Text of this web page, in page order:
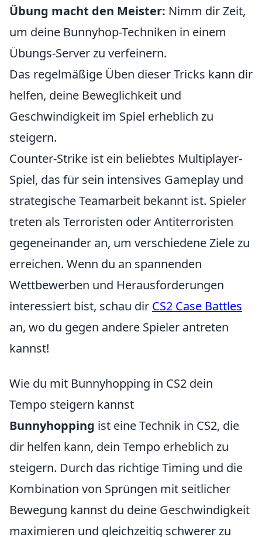
Übung macht den Meister: Nimm dir Zeit,
um deine Bunnyhop-Techniken in einem
Übungs-Server zu verfeinern.
Das regelmäßige Üben dieser Tricks kann dir
helfen, deine Beweglichkeit und
Geschwindigkeit im Spiel erheblich zu
steigern.
Counter-Strike ist ein beliebtes Multiplayer-
Spiel, das für sein intensives Gameplay und
strategische Teamarbeit bekannt ist. Spieler
treten als Terroristen oder Antiterroristen
gegeneinander an, um verschiedene Ziele zu
erreichen. Wenn du an spannenden
Wettbewerben und Herausforderungen
interessiert bist, schau dir CS2 Case Battles
an, wo du gegen andere Spieler antreten
kannst!
Wie du mit Bunnyhopping in CS2 dein
Tempo steigern kannst
Bunnyhopping ist eine Technik in CS2, die
dir helfen kann, dein Tempo erheblich zu
steigern. Durch das richtige Timing und die
Kombination von Sprüngen mit seitlicher
Bewegung kannst du deine Geschwindigkeit
maximieren und gleichzeitig schwerer zu